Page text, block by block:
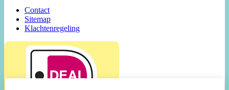
Contact
Sitemap
Klachtenregeling